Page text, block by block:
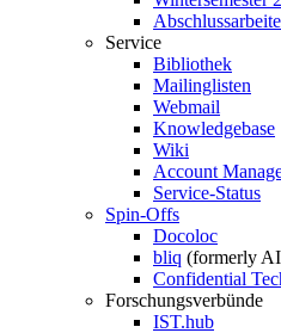
Service
Bibliothek
Mailinglisten
Webmail
Knowledgebase
Wiki
Account
Service-Status
Spin-Offs
Docoloc
bliq (formerly
Confidential
Forschungsverbünde
IST.hub